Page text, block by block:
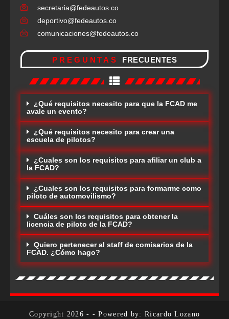
secretaria@fedeautos.co
deportivo@fedeautos.co
comunicaciones@fedeautos.co
PREGUNTAS FRECUENTES
¿Qué requisitos necesito para que la FCAD me
avale un evento?
¿Qué requisitos necesito para crear una
escuela de pilotos?
¿Cuales son los requisitos para afiliar un club a
la FCAD?
¿Cuales son los requisitos para formarme como
piloto de automovilismo?
Cuáles son los requisitos para obtener la
licencia de piloto de la FCAD?
Quiero pertenecer al staff de comisarios de la
FCAD. ¿Cómo hago?
Copyright 2026 - - Powered by: Ricardo Lozano